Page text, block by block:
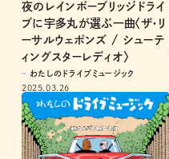
夜のレインボーブリッジドライ
ブに宇多丸が選ぶ一曲〈ザ・リ
ーサルウェポンズ / シューテ
ィングスターレディオ〉
わたしのドライブミュージック
2025.03.26